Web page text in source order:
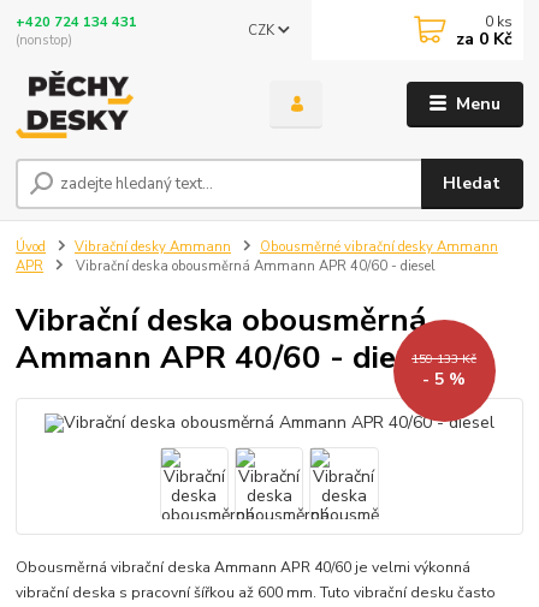
Menu
CZK
Hledat
+420 724 134 431
(nonstop)
0 ks
za 0 Kč
Úvod Vibrační desky Ammann
Obousměrné vibrační desky Ammann
APR
Vibrační deska obousměrná Ammann APR 40/60 - diesel
Vibrační deska obousměrná
Ammann APR 40/60 - diesel159 133 Kč
- 5 %
Obousměrná vibrační deska Ammann APR 40/60 je velmi výkonná
vibrační deska s pracovní šířkou až 600 mm. Tuto vibrační desku často